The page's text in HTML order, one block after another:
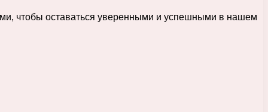
чтобы оставаться уверенными и успешными в нашем